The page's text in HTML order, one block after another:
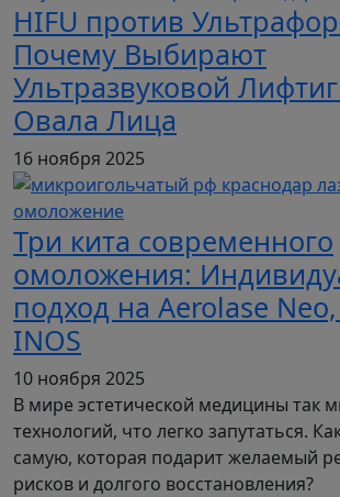
HIFU против
Почему Выбирают
Ультразвуковой
Овала Лица
16 ноября 2025
Три кита современного
омоложения:
подход на Aerolase
INOS
10 ноября 2025
В мире эстетической медицины так
технологий, что легко запутаться.
самую, которая подарит желаемый
рисков и долгого восстановления?